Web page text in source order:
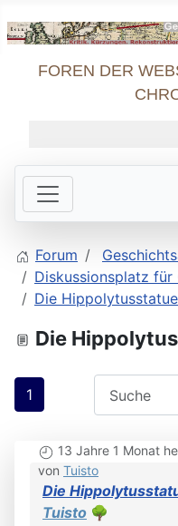
FOREN DER
Forum
Diskussionsplatz
Die Hippolytusstatue
Die
1
13 Jahre 1 Monat
von Tuisto
Die
Tuisto 🌳